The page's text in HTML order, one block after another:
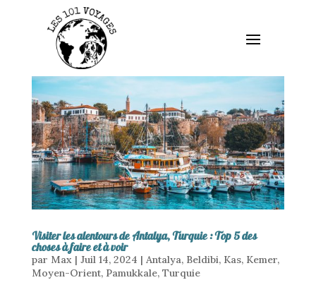
Visiter les alentours de Antalya, Turquie : Top 5 des
choses à faire et à voir
par Max| Juil 14, 2024 | Antalya, Beldibi, Kas, Kemer,
Moyen-Orient, Pamukkale, Turquie